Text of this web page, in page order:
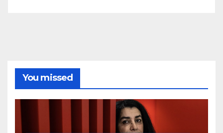
You missed